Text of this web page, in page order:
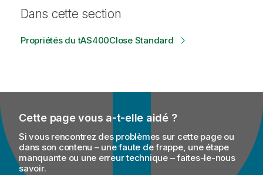
Dans cette section
Propriétés du tAS400Close Standard
Cette page vous a-t-elle aidé ?
Si vous rencontrez des problèmes sur cette page ou
dans son contenu – une faute de frappe, une étape
manquante ou une erreur technique – faites-le-nous
savoir.